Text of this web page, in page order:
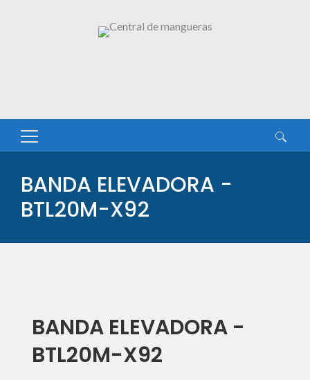
Buscar:
BANDA ELEVADORA -
BTL20M-X92
BANDA ELEVADORA -
BTL20M-X92